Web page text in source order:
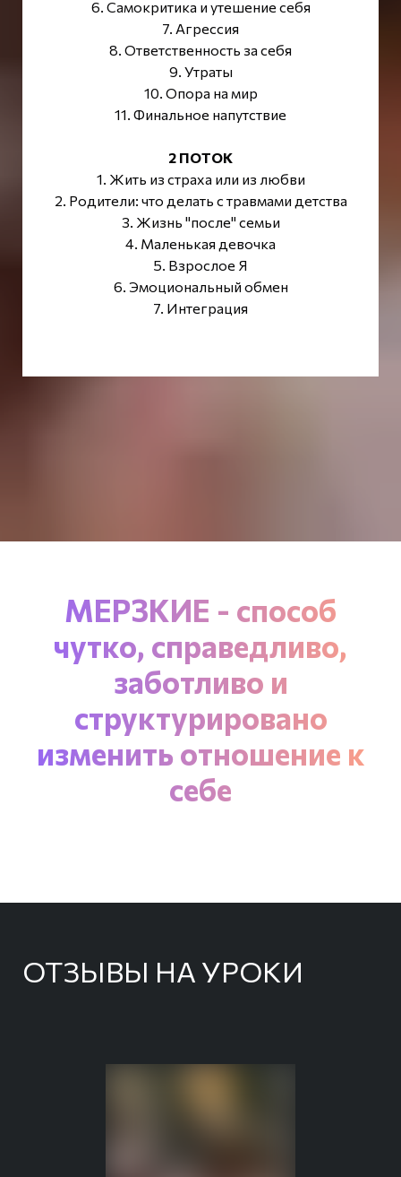
6. Самокритика и утешение себя
7. Агрессия
8. Ответственность за себя
9. Утраты
10. Опора на мир
11. Финальное напутствие
2 ПОТОК
1. Жить из страха или из любви
2. Родители: что делать с травмами детства
3. Жизнь "после" семьи
4. Маленькая девочка
5. Взрослое Я
6. Эмоциональный обмен
7. Интеграция
МЕРЗКИЕ - способ
чутко, справедливо,
заботливо и
структурировано
изменить отношение к
себе
ОТЗЫВЫ НА УРОКИ